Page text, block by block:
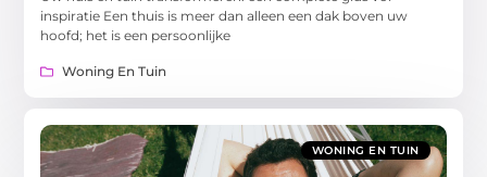
inspiratie Een thuis is meer dan alleen een dak boven uw
hoofd; het is een persoonlijke
Woning En Tuin
WONING EN TUIN